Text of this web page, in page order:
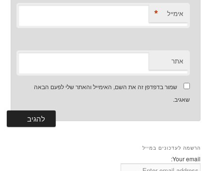
אימייל *
אתר
שמור בדפדפן זה את השם, האימייל והאתר שלי לפעם הבאה
שאגיב.
הרשמה לעדכונים במייל
Your email: